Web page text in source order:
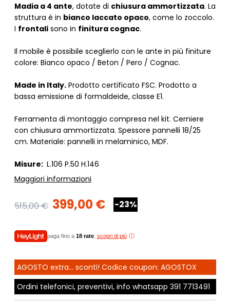
Madia a 4 ante, dotate di chiusura ammortizzata. La
struttura è in bianco laccato opaco, come lo zoccolo.
I frontalisono in finitura cognac.
Il mobile è possibile sceglierlo con le ante in più finiture
colore: Bianco opaco / Beton / Pero / Cognac.
Made in Italy.Prodotto certificato FSC. Prodotto a
bassa emissione di formaldeide, classe E1.
Ferramenta di montaggio compresa nel kit. Cerniere
con chiusura ammortizzata. Spessore pannelli 18/25
cm. Materiale: pannelli in melaminico, MDF.
Misure: L.106 P.50 H.146
Maggiori informazioni
515,00 € 399,00 € -23%
paga fino a 18 rate, scopri di più
AGOSTO extra... sconti! Codice coupon: AGOSTOX
Ordini telefonici, preventivi, info whatsapp 391 7713491